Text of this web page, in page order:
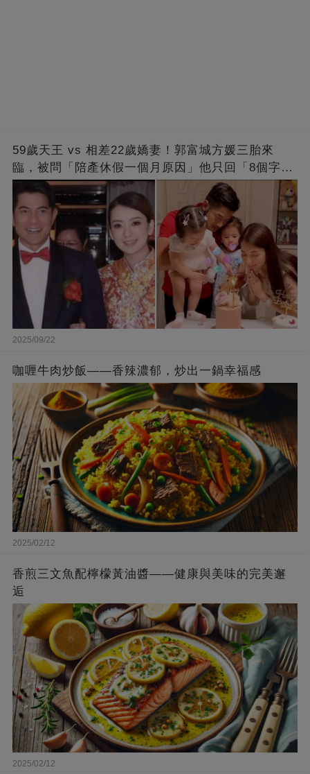
59歲天王 vs 相差22歲嬌妻！郭富城方媛三胎來
臨，被問「陪產休假一個月原因」他只回「8個字」
被贊爆
2025/09/22
咖喱牛肉炒飯——香辣濃郁，炒出一鍋幸福感
2025/02/12
香煎三文魚配檸檬黃油醬——健康與美味的完美邂
逅
2025/02/12